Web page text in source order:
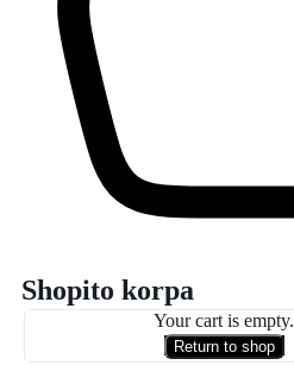
Shopito korpa
Your cart is empty.
Return to shop